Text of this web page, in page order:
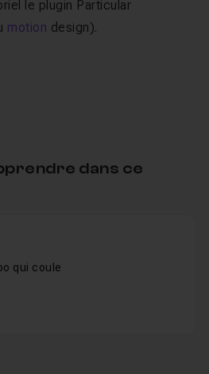
le plugin Particular
motion design).
dans ce
qui coule